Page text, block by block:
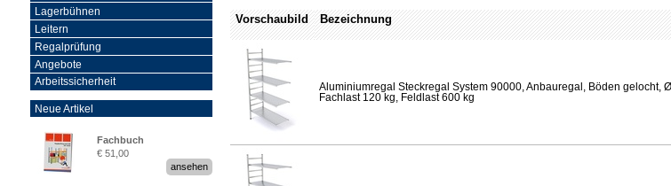
Lagerbühnen
Leitern
Regalprüfung
Angebote
Arbeitssicherheit
Neue Artikel
Fachbuch
„Regalprüfung nach DIN
€ 51,00
ansehen
Vorschaubild Bezeichnung
Aluminiumregal Steckregal System 90000, Anbauregal, Böden gelocht,
Fachlast 120 kg, Feldlast 600 kg